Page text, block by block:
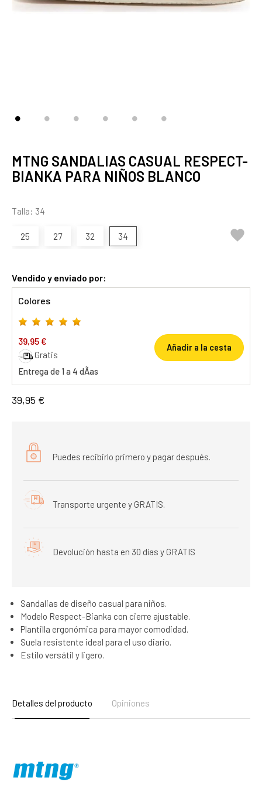
MTNG SANDALIAS CASUAL RESPECT-
BIANKA PARA NIÑOS BLANCO
Talla: 34
25 27 32 34 
Vendido y enviado por:
Colores
39,95 €
Gratis
Entrega de 1 a 4 dÃ­as
Añadir a la cesta
39,95 €
Puedes recibirlo primero y pagar después.
Transporte urgente y GRATIS.
Devolución hasta en 30 días y GRATIS
Sandalias de diseño casual para niños.
Modelo Respect-Bianka con cierre ajustable.
Plantilla ergonómica para mayor comodidad.
Suela resistente ideal para el uso diario.
Estilo versátil y ligero.
Detalles del producto Opiniones